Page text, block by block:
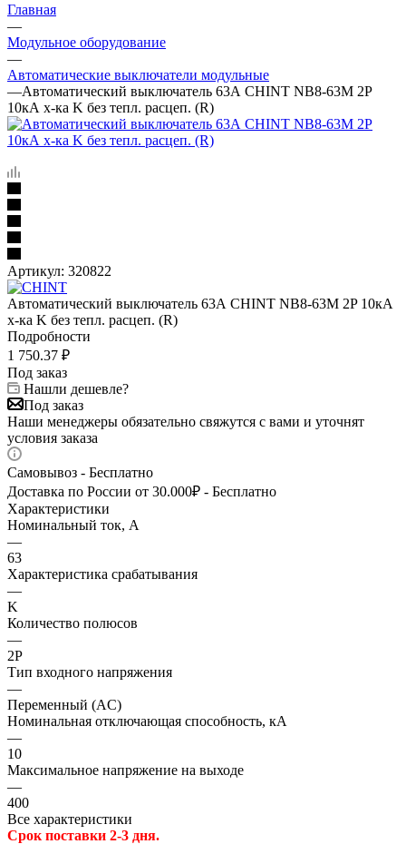
Главная
—
Модульное оборудование
—
Автоматические выключатели модульные
—Автоматический выключатель 63А CHINT NB8-63M 2P
10кА х-ка K без тепл. расцеп. (R)
Артикул: 320822
Автоматический выключатель 63А CHINT NB8-63M 2P 10кА
х-ка K без тепл. расцеп. (R)
Подробности
1 750.37 ₽
Под заказ
Нашли дешевле?
Под заказ
Наши менеджеры обязательно свяжутся с вами и уточнят
условия заказа
Самовывоз - Бесплатно
Доставка по России от 30.000₽ - Бесплатно
Характеристики
Номинальный ток, А
—
63
Характеристика срабатывания
—
K
Количество полюсов
—
2P
Тип входного напряжения
—
Переменный (AC)
Номинальная отключающая способность, кА
—
10
Максимальное напряжение на выходе
—
400
Все характеристики
Срок поставки 2-3 дня.